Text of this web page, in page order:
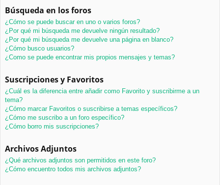
Búsqueda en los foros
¿Cómo se puede buscar en uno o varios foros?
¿Por qué mi búsqueda me devuelve ningún resultado?
¿Por qué mi búsqueda me devuelve una página en blanco?
¿Cómo busco usuarios?
¿Como se puede encontrar mis propios mensajes y temas?
Suscripciones y Favoritos
¿Cuál es la diferencia entre añadir como Favorito y suscribirme a un
tema?
¿Cómo marcar Favoritos o suscribirse a temas específicos?
¿Cómo me suscribo a un foro específico?
¿Cómo borro mis suscripciones?
Archivos Adjuntos
¿Qué archivos adjuntos son permitidos en este foro?
¿Cómo encuentro todos mis archivos adjuntos?